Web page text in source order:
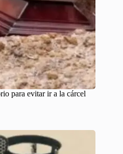
para evitar ir a la cárcel